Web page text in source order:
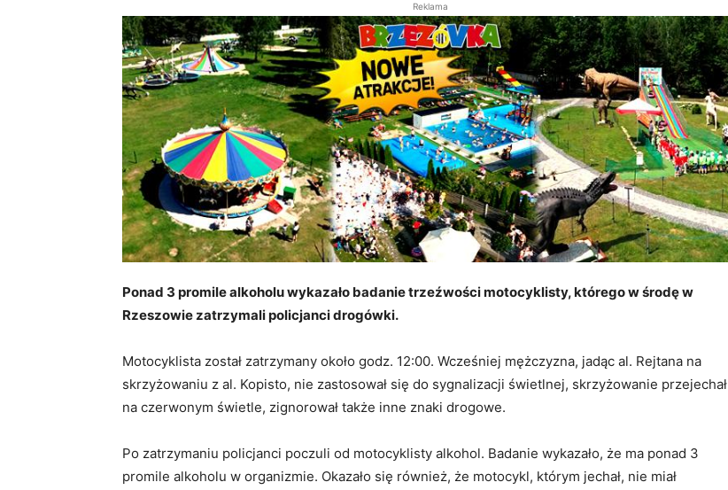
Reklama
Ponad 3 promile alkoholu wykazało badanie trzeźwości motocyklisty, którego w środę w
Rzeszowie zatrzymali policjanci drogówki.
Motocyklista został zatrzymany około godz. 12:00. Wcześniej mężczyzna, jadąc al. Rejtana na
skrzyżowaniu z al. Kopisto, nie zastosował się do sygnalizacji świetlnej, skrzyżowanie przejechał
na czerwonym świetle, zignorował także inne znaki drogowe.
Po zatrzymaniu policjanci poczuli od motocyklisty alkohol. Badanie wykazało, że ma ponad 3
promile alkoholu w organizmie. Okazało się również, że motocykl, którym jechał, nie miał